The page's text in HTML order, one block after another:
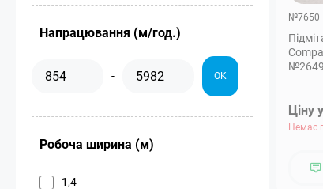
Напрацювання (м/год.)
- OK
Робоча ширина (м)
1,4
№7650
№2649
Ціну
Немає